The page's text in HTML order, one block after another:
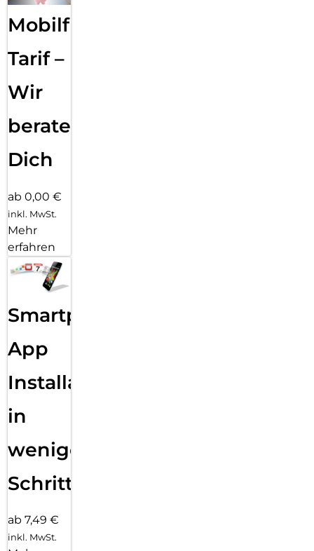
Mobilfunk
Tarif –
Wir
beraten
Dich
ab 0,00 €
inkl. MwSt.
Mehr
erfahren
Smartphone
App
Installation
in
wenigen
Schritten
ab 7,49 €
inkl. MwSt.